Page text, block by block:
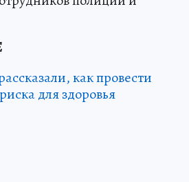
как провести
для здоровья